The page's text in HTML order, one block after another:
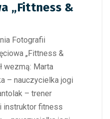
„Fittness &
Fotografii
„Fittness &
wezmą: Marta
– nauczycielka jogi
– trener
instruktor fitness